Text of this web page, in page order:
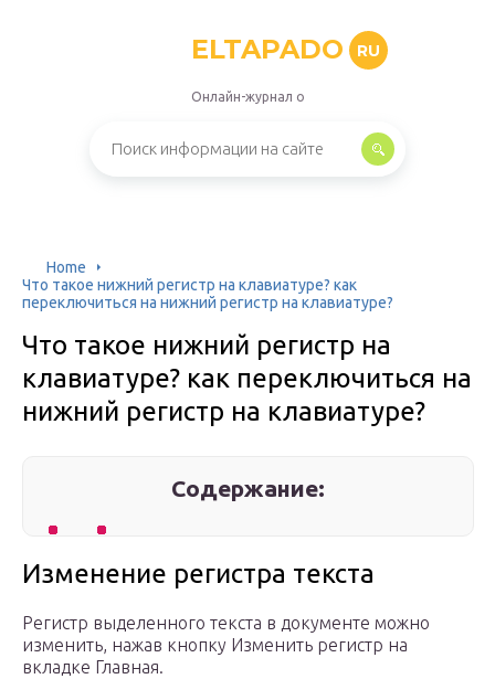
ELTAPADO RU
Онлайн-журнал о
Home
Что такое нижний регистр на клавиатуре? как
переключиться на нижний регистр на клавиатуре?
Что такое нижний регистр на
клавиатуре? как переключиться на
нижний регистр на клавиатуре?
Содержание:
Изменение регистра текста
Регистр выделенного текста в документе можно
изменить, нажав кнопку Изменить регистр на
вкладке Главная.